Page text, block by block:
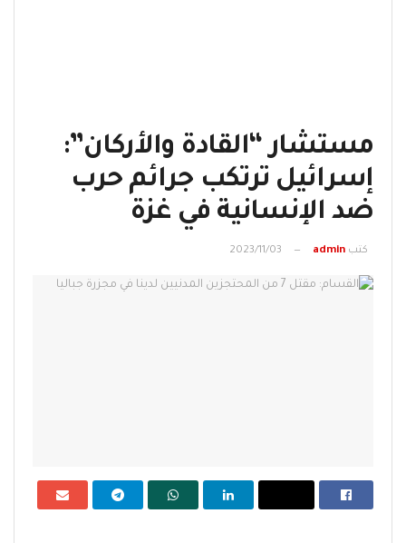
مستشار “القادة والأركان”:
إسرائيل ترتكب جرائم حرب
ضد الإنسانية في غزة
كتب admin
2023/11/03